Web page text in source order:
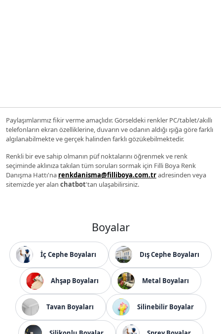
Paylaşımlarımız fikir verme amaçlıdır. Görseldeki renkler PC/tablet/akıllı
telefonların ekran özelliklerine, duvarın ve odanın aldığı ışığa göre farklı
algılanabilmekte ve gerçek halinden farklı gözükebilmektedir.
Renkli bir eve sahip olmanın püf noktalarını öğrenmek ve renk
seçiminde aklınıza takılan tüm soruları sormak için Filli Boya Renk
Danışma Hattı'na renkdanisma@filliboya.com.tradresinden veya
sitemizde yer alan chatbot'tan ulaşabilirsiniz.
Boyalar
İç Cephe Boyaları Dış Cephe Boyaları
Ahşap Boyaları Metal Boyaları
Tavan Boyaları Silinebilir Boyalar